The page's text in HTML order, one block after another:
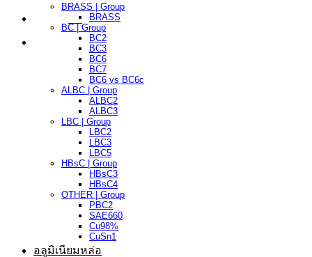
BRASS | Group
BRASS
BC | Group
BC2
BC3
BC6
BC7
BC6 vs BC6c
ALBC | Group
ALBC2
ALBC3
LBC | Group
LBC2
LBC3
LBC5
HBsC | Group
HBsC3
HBsC4
OTHER | Group
PBC2
SAE660
Cu98%
CuSn1
อลูมิเนียมหล่อ